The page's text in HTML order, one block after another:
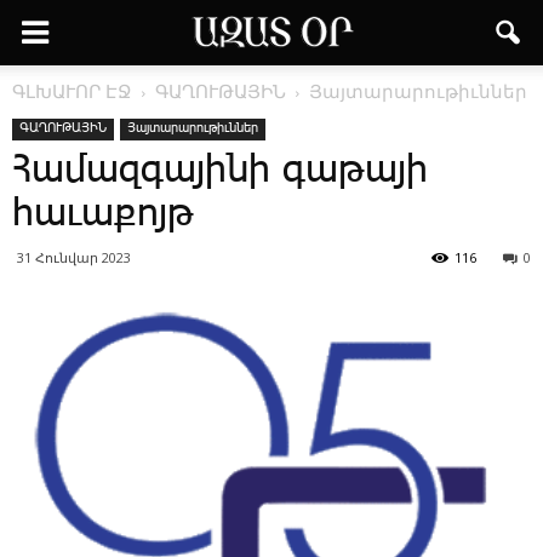
ԳԼԽԱՒՈՐ ԷՋ ԳԱՂՈՒԹԱՅԻՆ Յայտարարութիւններ
ԳԱՂՈՒԹԱՅԻՆ Յայտարարութիւններ
Համազգայինի գաթայի
հաւաքոյթ
31 Հունվար 2023 0
116